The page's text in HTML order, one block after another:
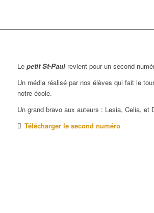
Le petit St-Paul revient pour un second
Un média réalisé par nos élèves qui fait le
notre école.
Un grand bravo aux auteurs : Lesia, Celia, et
Télécharger le second numéro